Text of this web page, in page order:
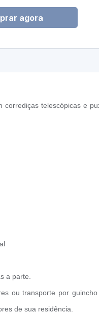
agora
telescópicas e
a parte.
ou transporte por guincho
de sua residência.